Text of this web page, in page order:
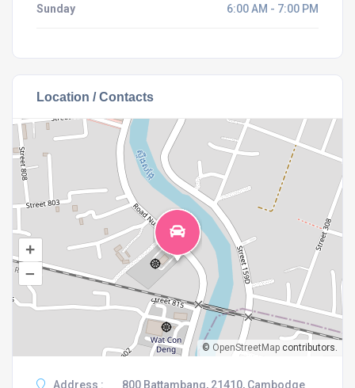
Sunday 6:00 AM - 7:00 PM
Location / Contacts
+
–
© OpenStreetMap contributors.
Address : 800 Battambang, 21410, Cambodge